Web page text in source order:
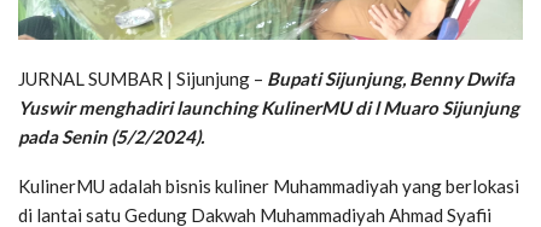
JURNAL SUMBAR | Sijunjung – Bupati Sijunjung, Benny Dwifa
Yuswir menghadiri launching KulinerMU di l Muaro Sijunjung
pada Senin (5/2/2024).
KulinerMU adalah bisnis kuliner Muhammadiyah yang berlokasi
di lantai satu Gedung Dakwah Muhammadiyah Ahmad Syafii